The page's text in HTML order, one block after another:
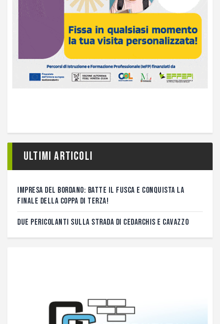
Ultimi articoli
IMPRESA DEL BORDANO: BATTE IL FUSCA E CONQUISTA LA
FINALE DELLA COPPA DI TERZA!
DUE PERICOLANTI SULLA STRADA DI CEDARCHIS E CAVAZZO